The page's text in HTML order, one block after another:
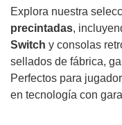
Explora nuestra
precintadas,
Switch y consolas
sellados de fábrica,
Perfectos para
en tecnología con